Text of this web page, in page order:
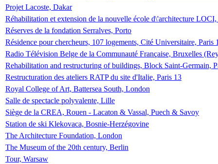
Projet Lacoste, Dakar
Réhabilitation et extension de la nouvelle école d\'architecture
Réserves de la fondation Serralves, Porto
Résidence pour chercheurs, 107 logements, Cité Universitaire, Paris
Radio Télévision Belge de la Communauté Française, Bruxelles
Rehabilitation and restructuring of buildings, Block Saint-Germain,
Restructuration des ateliers RATP du site d'Italie, Paris 13
Royal College of Art, Battersea South, London
Salle de spectacle polyvalente, Lille
Siège de la CREA, Rouen - Lacaton & Vassal, Puech & Savoy
Station de ski Klekovaca, Bosnie-Herzégovine
The Architecture Foundation, London
The Museum of the 20th century, Berlin
Tour, Warsaw